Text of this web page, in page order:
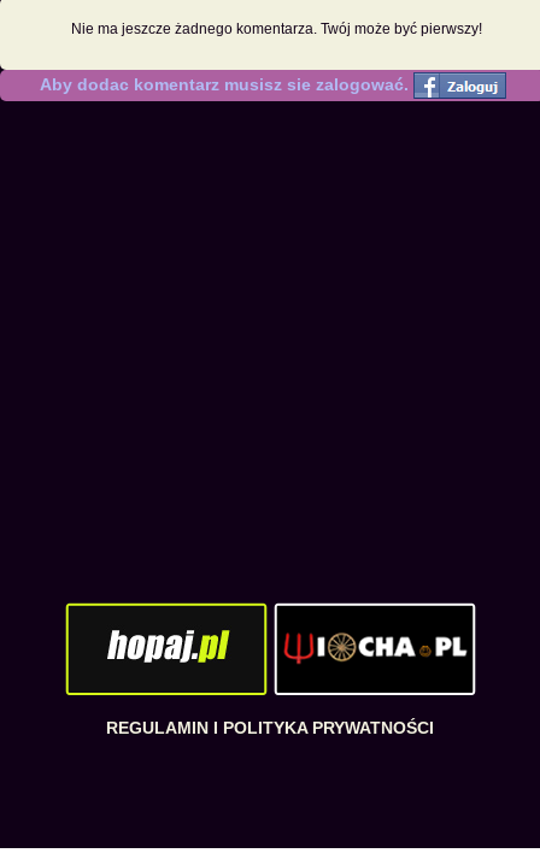
Nie ma jeszcze żadnego komentarza. Twój może być pierwszy!
Aby dodac komentarz musisz sie zalogować.
REGULAMIN I POLITYKA PRYWATNOŚCI